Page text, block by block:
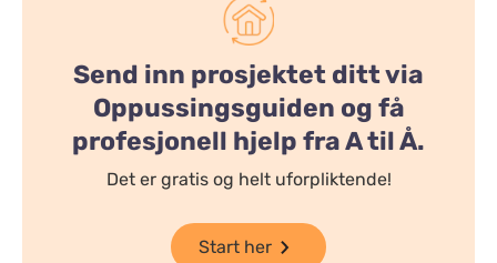
Send inn prosjektet ditt via
Oppussingsguiden og få
profesjonell hjelp fra A til Å.
Det er gratis og helt uforpliktende!
Start her